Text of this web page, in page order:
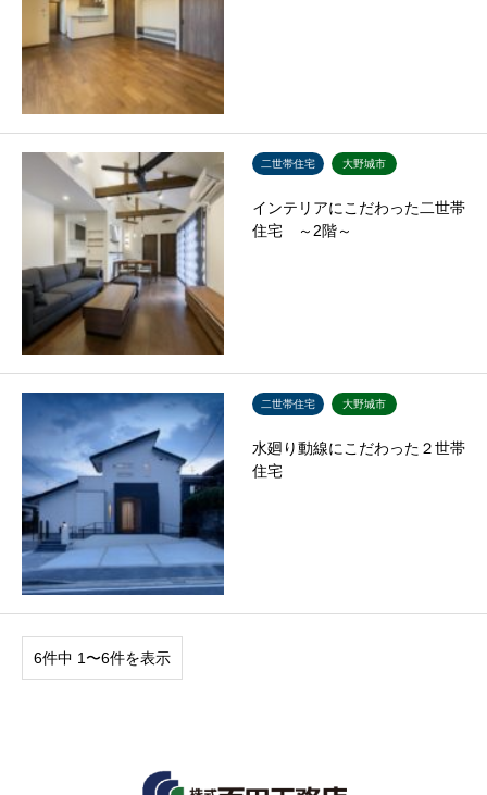
二世帯住宅 大野城市
インテリアにこだわった二世帯
住宅 ～2階～
二世帯住宅 大野城市
水廻り動線にこだわった２世帯
住宅
6件中 1〜6件を表示